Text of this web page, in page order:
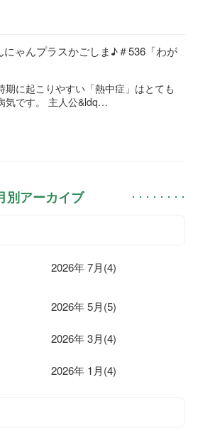
ゃんプラスかごしま♪＃536「わが
期に起こりやすい「熱中症」はとても
気です。 主人公&ldq…
別アーカイブ
2026年 7月(4)
2026年 5月(5)
2026年 3月(4)
2026年 1月(4)